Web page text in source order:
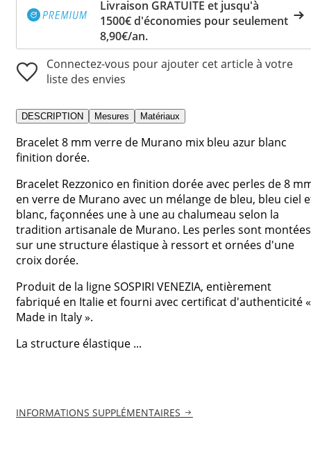
Livraison GRATUITE et jusqu'à
1500€ d'économies pour seulement
8,90€/an.
Connectez-vous pour ajouter cet article à votre
liste des envies
DESCRIPTION Mesures Matériaux
Bracelet 8 mm verre de Murano mix bleu azur blanc
finition dorée.
Bracelet Rezzonico en finition dorée avec perles de 8
en verre de Murano avec un mélange de bleu, bleu ciel
blanc, façonnées une à une au chalumeau selon la
tradition artisanale de Murano. Les perles sont montées
sur une structure élastique à ressort et ornées d'une
croix dorée.
Produit de la ligne SOSPIRI VENEZIA, entièrement
fabriqué en Italie et fourni avec certificat d'authenticité «
Made in Italy ».
La structure élastique ...
INFORMATIONS SUPPLÉMENTAIRES